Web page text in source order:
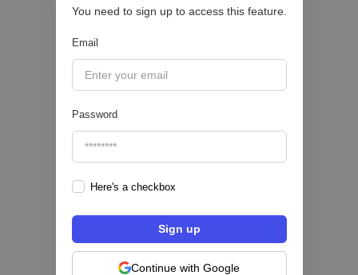
You need to sign up to access this feature.
Email
Password
Here's a checkbox
Continue with Google
BFM 👔
July 28
Fintech salvadoreña TOHKN lanza plataforma
para invertir desde US$10 en acciones de EE.
UU. y criptomonedas